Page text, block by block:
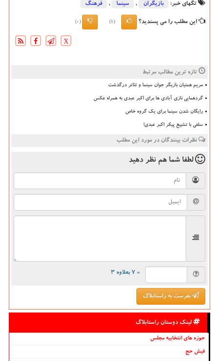
تگهای خبر: بازیگران , سینما , فرهنگ
این مطلب را می پسندید؟ (1)
(0)
X
تازه ترین مطالب مرتبط
مریم همتیان بازیگر جوان سینما و تئاتر درگذشت
گردهمایی نازی آبادی ها برای اکبر عبدی به همراه عکس
رایگان شدن سینما برای یک گروه خاص
سلفی با تشییع پیکر اکبر عبدی!
نظرات بینندگان در مورد این مطلب
لطفا شما هم نظر دهید
= ۷ بعلاوه ۳
بفرست به راستابلاگ
لینک دوستان راستابلاگ
حوزه های انتخابیه مجلس
فیش حج